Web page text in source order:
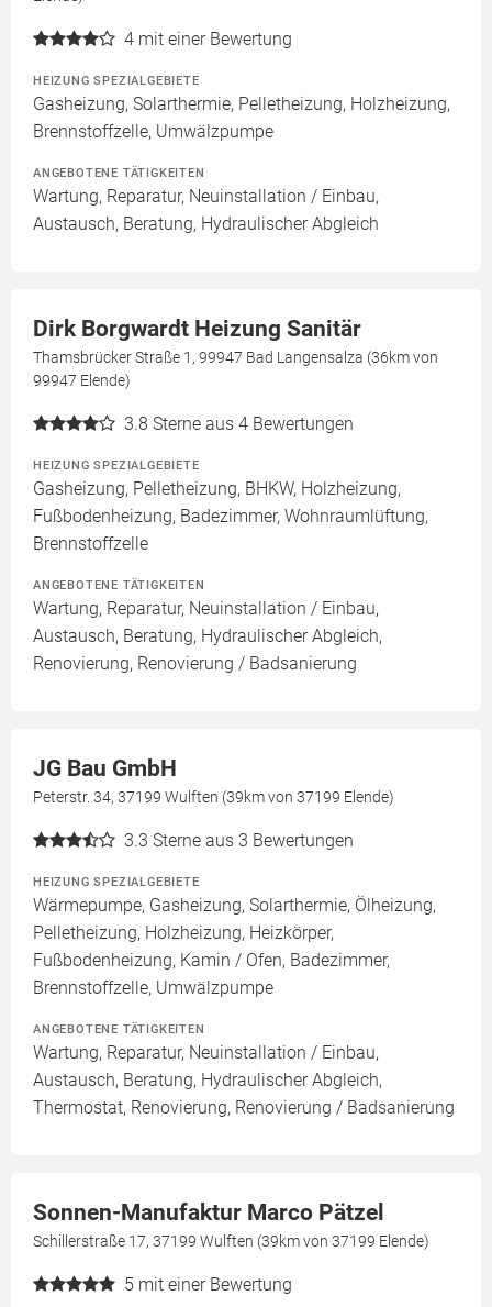
4 mit einer Bewertung
HEIZUNG SPEZIALGEBIETE
Gasheizung, Solarthermie, Pelletheizung, Holzheizung,
Brennstoffzelle, Umwälzpumpe
ANGEBOTENE TÄTIGKEITEN
Wartung, Reparatur, Neuinstallation / Einbau,
Austausch, Beratung, Hydraulischer Abgleich
Dirk Borgwardt Heizung Sanitär
Thamsbrücker Straße 1, 99947 Bad Langensalza (36km von
99947 Elende)
3.8 Sterne aus 4 Bewertungen
HEIZUNG SPEZIALGEBIETE
Gasheizung, Pelletheizung, BHKW, Holzheizung,
Fußbodenheizung, Badezimmer, Wohnraumlüftung,
Brennstoffzelle
ANGEBOTENE TÄTIGKEITEN
Wartung, Reparatur, Neuinstallation / Einbau,
Austausch, Beratung, Hydraulischer Abgleich,
Renovierung, Renovierung / Badsanierung
JG Bau GmbH
Peterstr. 34, 37199 Wulften (39km von 37199 Elende)
3.3 Sterne aus 3 Bewertungen
HEIZUNG SPEZIALGEBIETE
Wärmepumpe, Gasheizung, Solarthermie, Ölheizung,
Pelletheizung, Holzheizung, Heizkörper,
Fußbodenheizung, Kamin / Ofen, Badezimmer,
Brennstoffzelle, Umwälzpumpe
ANGEBOTENE TÄTIGKEITEN
Wartung, Reparatur, Neuinstallation / Einbau,
Austausch, Beratung, Hydraulischer Abgleich,
Thermostat, Renovierung, Renovierung / Badsanierung
Sonnen-Manufaktur Marco Pätzel
Schillerstraße 17, 37199 Wulften (39km von 37199 Elende)
5 mit einer Bewertung